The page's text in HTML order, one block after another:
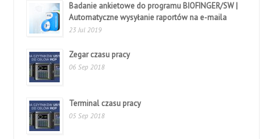
Badanie ankietowe do programu BIOFINGER/SW |
Automatyczne wysyłanie raportów na e-maila
23 Jul 2019
Zegar czasu pracy
06 Sep 2018
Terminal czasu pracy
05 Sep 2018